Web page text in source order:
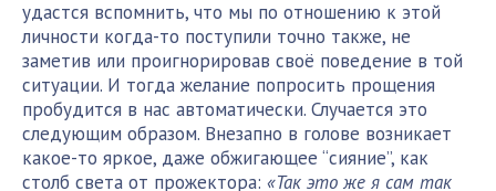
удастся вспомнить, что мы по отношению к этой
личности когда-то поступили точно также, не
заметив или проигнорировав своё поведение в той
ситуации. И тогда желание попросить прощения
пробудится в нас автоматически. Случается это
следующим образом. Внезапно в голове возникает
какое-то яркое, даже обжигающее “сияние”, как
столб света от прожектора: «Так это же я сам так